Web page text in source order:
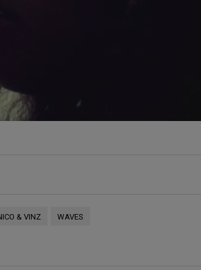
& VINZ WAVES